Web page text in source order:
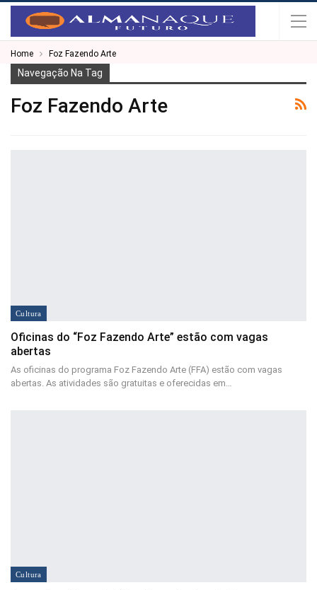
Home Foz Fazendo Arte
Navegação Na Tag
Foz Fazendo Arte
Cultura
Oficinas do “Foz Fazendo Arte” estão com vagas
abertas
As oficinas do programa Foz Fazendo Arte (FFA) estão com vagas
abertas. As atividades são gratuitas e oferecidas em…
Cultura